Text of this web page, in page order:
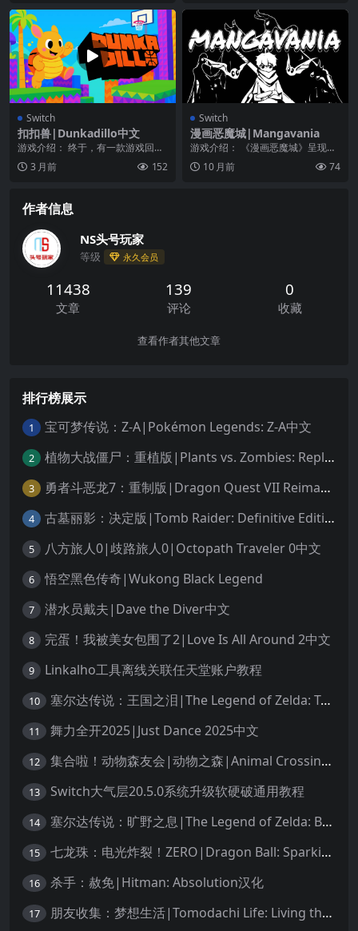
Switch
扣扣兽|Dunkadillo中文
游戏介绍： 终于，有一款游戏回答
了这个古老的问题： “如果篮球其实
是一只犰狳，会...
3 月前 152
Switch
漫画恶魔城|Mangavania
游戏介绍： 《漫画恶魔城》呈现像
素图案的经典动作平台游戏。 化身
年轻忍者 Yuh...
10 月前 74
作者信息
NS头号玩家
等级 永久会员
11438
文章
139
评论
0
收藏
查看作者其他文章
排行榜展示
1 宝可梦传说：Z-A|Pokémon Legends: Z-A中文
2 植物大战僵尸：重植版|Plants vs. Zombies: Replanted中文
3 勇者斗恶龙7：重制版|Dragon Quest VII Reimagined中文
4 古墓丽影：决定版|Tomb Raider: Definitive Edition中文
5 八方旅人0|歧路旅人0|Octopath Traveler 0中文
6 悟空黑色传奇|Wukong Black Legend
7 潜水员戴夫|Dave the Diver中文
8 完蛋！我被美女包围了2|Love Is All Around 2中文
9 Linkalho工具离线关联任天堂账户教程
10 塞尔达传说：王国之泪|The Legend of Zelda: Tears of the Kingdom中文
11 舞力全开2025|Just Dance 2025中文
12 集合啦！动物森友会|动物之森|Animal Crossing: New Horizons中文
13 Switch大气层20.5.0系统升级软硬破通用教程
14 塞尔达传说：旷野之息|The Legend of Zelda: Breath of the Wild中文
15 七龙珠：电光炸裂！ZERO|Dragon Ball: Sparking! Zero中文
16 杀手：赦免|Hitman: Absolution汉化
17 朋友收集：梦想生活|Tomodachi Life: Living the Dream中文